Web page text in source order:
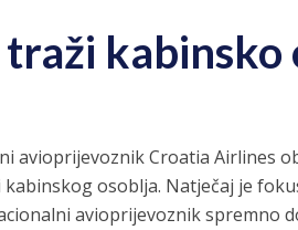
kabinsko
avioprijevoznik Croatia Airlines
kabinskog osoblja. Natječaj je
avioprijevoznik spremno